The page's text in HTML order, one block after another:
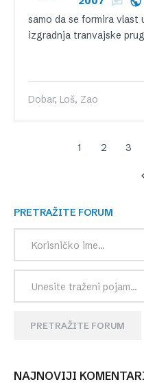
samo da se formira vlast
izgradnja tranvajske
Dobar, Loš, Zao
1 2 3
PRETRAŽITE FORUM
PRETRAŽITE FORUM
NAJNOVIJI